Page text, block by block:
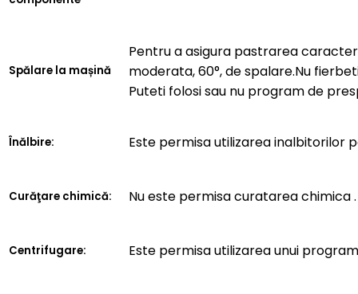
Spălare la mașină
Pentru a asigura pastrarea
moderata, 60°, de spalare.Nu
Puteti folosi sau nu program de
Înălbire: Este permisa utilizarea inalbitorilor
Curăţare chimică: Nu este permisa curatarea chimica .
Centrifugare: Este permisa utilizarea unui